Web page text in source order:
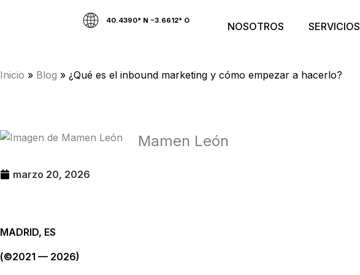
40.4390° N −3.6612° O NOSOTROS SERVICIOS
Inicio » Blog » ¿Qué es el inbound marketing y cómo empezar a hacerlo?
Mamen León
marzo 20, 2026
MADRID, ES
(©2021 — 2026)